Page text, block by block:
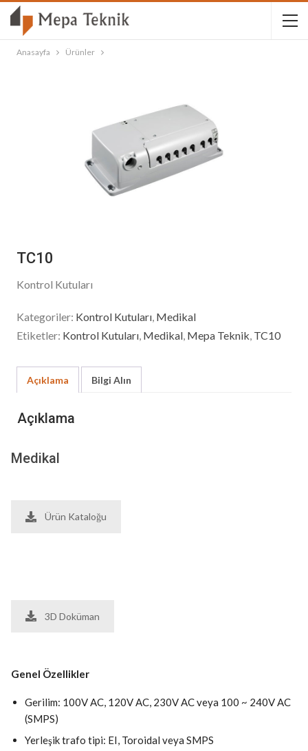
Anasayfa Ürünler
TC10
Kontrol Kutuları
Kategoriler: Kontrol Kutuları, Medikal
Etiketler: Kontrol Kutuları, Medikal, Mepa Teknik, TC10
Açıklama Bilgi Alın
Açıklama
Medikal
Ürün Kataloğu
3D Doküman
Genel Özellikler
Gerilim: 100V AC, 120V AC, 230V AC veya 100 ~ 240V AC
(SMPS)
Yerleşik trafo tipi: EI, Toroidal veya SMPS